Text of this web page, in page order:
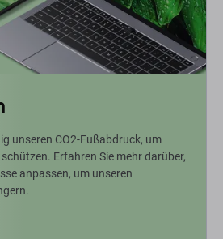
unseren CO2-Fußabdruck, um
Erfahren Sie mehr darüber,
anpassen, um unseren